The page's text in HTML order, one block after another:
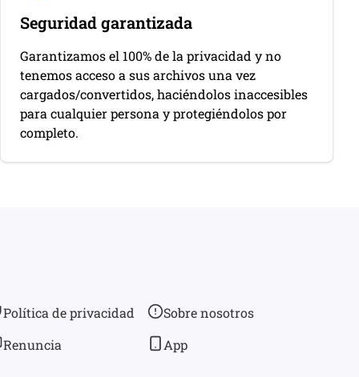
Seguridad garantizada
Garantizamos el 100% de la privacidad y no
tenemos acceso a sus archivos una vez
cargados/convertidos, haciéndolos inaccesibles
para cualquier persona y protegiéndolos por
completo.
Política de privacidad
Renuncia
Sobre nosotros
App